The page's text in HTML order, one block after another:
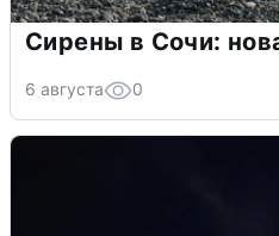
Сирены в Сочи:
6 августа 0